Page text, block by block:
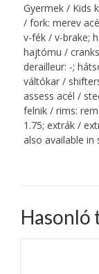
Gyermek / Kids
/ fork: merev
v-fék / v-brake;
hajtómu /
derailleur: -;
váltókar /
assess acél /
felnik / rims:
1.75; extrák /
also available in
Hasonló